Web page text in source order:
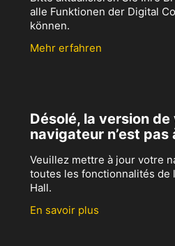
alle Funktionen der Digital
können.
Mehr erfahren
Désolé, la version
navigateur n’est pas
Veuillez mettre à jour votre
toutes les fonctionnalités de
Hall.
En savoir plus